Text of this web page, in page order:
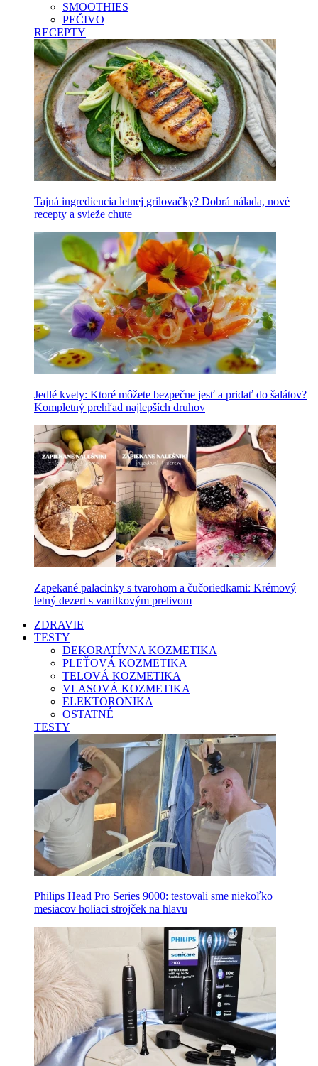
SMOOTHIES
PEČIVO
RECEPTY
Tajná ingrediencia letnej grilovačky? Dobrá nálada, nové
recepty a svieže chute
Jedlé kvety: Ktoré môžete bezpečne jesť a pridať do šalátov?
Kompletný prehľad najlepších druhov
Zapekané palacinky s tvarohom a čučoriedkami: Krémový
letný dezert s vanilkovým prelivom
ZDRAVIE
TESTY
DEKORATÍVNA KOZMETIKA
PLEŤOVÁ KOZMETIKA
TELOVÁ KOZMETIKA
VLASOVÁ KOZMETIKA
ELEKTORONIKA
OSTATNÉ
TESTY
Philips Head Pro Series 9000: testovali sme niekoľko
mesiacov holiaci strojček na hlavu